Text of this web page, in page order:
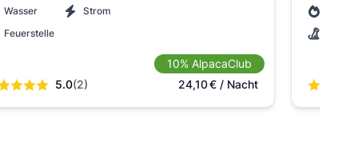
Wasser
Strom
Feuerstelle
5.0(2)
10% AlpacaClub
24,10€ / Nacht